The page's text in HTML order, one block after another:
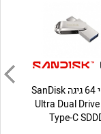
דיסק און קי 64 גיגה SanDisk
Ultra Dual
Type-C